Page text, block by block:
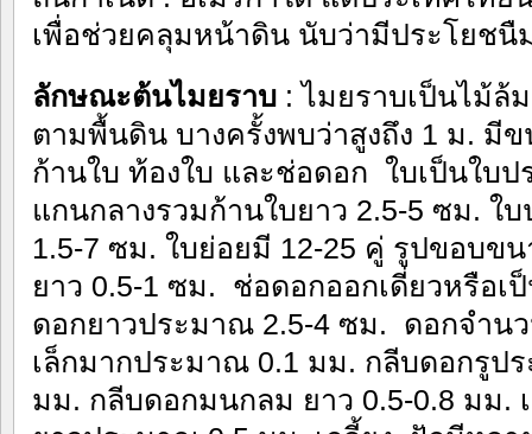
เพื่อช่วยคลุมหน้าดิน นับว่ามีประโยชนื
ลักษณะต้นไมยราบ : ไมยราบเป็นไม้ล้
ตามพื้นดิน บางครั้งพบว่าสูงถึง 1 ม. มี
ก้านใบ ท้องใบ และช่อดอก ใบเป็นใบ
แกนกลางรวมก้านใบยาว 2.5-5 ซม. ใ
1.5-7 ซม. ใบย่อยมี 12-25 คู่ รูปขอบข
ยาว 0.5-1 ซม. ช่อดอกออกเดี่ยวหรือเ
ดอกยาวประมาณ 2.5-4 ซม. ดอกจำนว
เล็กมากประมาณ 0.1 มม. กลีบดอกรูป
มม. กลีบดอกมนกลม ยาว 0.5-0.8 มม.